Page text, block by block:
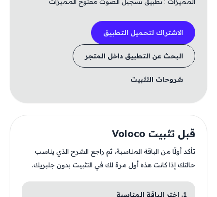
الاشتراك لتحميل التطبيق
البحث عن التطبيق داخل المتجر
شروحات التثبيت
قبل تثبيت Voloco
تأكد أولًا من الباقة المناسبة، ثم راجع الشرح الذي يناسب
حالتك إذا كانت هذه أول مرة لك في التثبيت بدون جلبريك.
1. اختر الباقة المناسبة